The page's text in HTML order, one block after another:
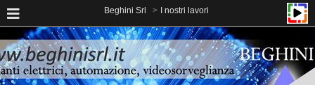
Beghini Srl I nostri lavori